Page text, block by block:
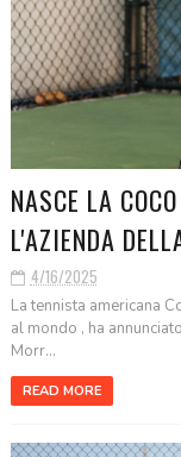
NASCE LA
L'AZIENDA
4/16/2025
La tennista americana
al mondo , ha
Morr...
READ MORE